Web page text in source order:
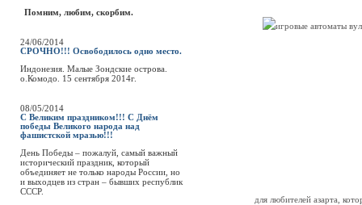
Помним, любим, скорбим.
24/06/2014
СРОЧНО!!! Освободилось одно место.
Индонезия. Малые Зондские острова.
о.Комодо. 15 сентября 2014г.
08/05/2014
С Великим праздником!!! С Днём
победы Великого народа над
фашистской мразью!!!
День Победы – пожалуй, самый важный
исторический праздник, который
объединяет не только народы России, но
и выходцев из стран – бывших республик
СССР.
для любителей азарта,